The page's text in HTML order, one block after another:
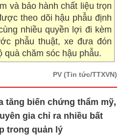
và bảo hành chất liệu trọn
theo dõi hậu phẫu định
nhiều quyền lợi đi kèm
phẫu thuật, xe đưa đón
quà chăm sóc hậu phẫu.
PV (Tin tức/TTXVN)
tăng biến chứng thẩm mỹ,
gia chỉ ra nhiều bất
trong quản lý